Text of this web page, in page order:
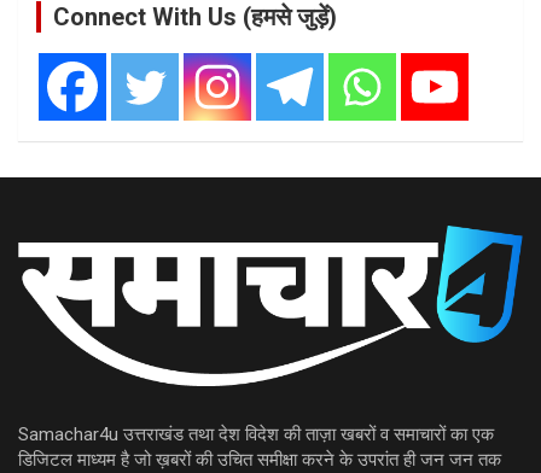
Connect With Us (हमसे जुड़ें)
Samachar4u उत्तराखंड तथा देश विदेश की ताज़ा खबरों व समाचारों का एक
डिजिटल माध्यम है जो ख़बरों की उचित समीक्षा करने के उपरांत ही जन जन तक